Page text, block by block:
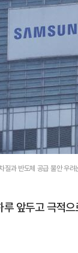
질과 반도체 공급 불안 우
앞두고 극적